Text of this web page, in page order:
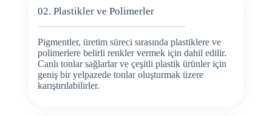
02. Plastikler ve Polimerler
Pigmentler, üretim süreci sırasında plastiklere ve
polimerlere belirli renkler vermek için dahil edilir.
Canlı tonlar sağlarlar ve çeşitli plastik ürünler için
geniş bir yelpazede tonlar oluşturmak üzere
karıştırılabilirler.